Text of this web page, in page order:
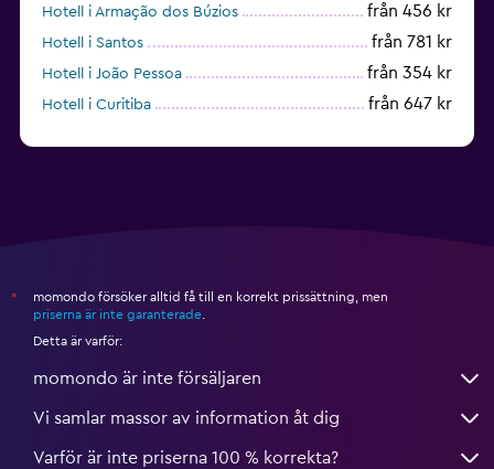
Hotell i Armação dos Búzios från 456 kr
Hotell i Santos från 781 kr
Hotell i João Pessoa från 354 kr
Hotell i Curitiba från 647 kr
*
momondo försöker alltid få till en korrekt prissättning, men
priserna är inte garanterade
Detta är varför:
momondo är inte försäljaren
Vi samlar massor av information åt dig
Varför är inte priserna 100 % korrekta?